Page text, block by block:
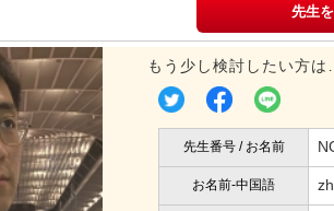
先生
もう少し検討したい方は…
先生番号 / お名前
お名前-中国語